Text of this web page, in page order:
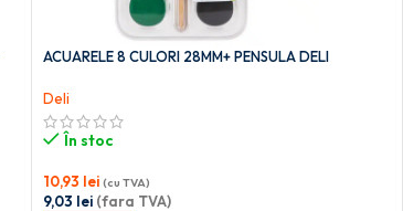
ACUARELE 8 CULORI 28MM+ PENSULA DELI
Deli
În stoc
10,93 lei (cu TVA)
9,03 lei(fara TVA)